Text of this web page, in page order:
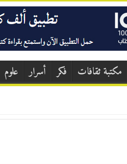
مكتبة ثقافات فكر أسرار علوم